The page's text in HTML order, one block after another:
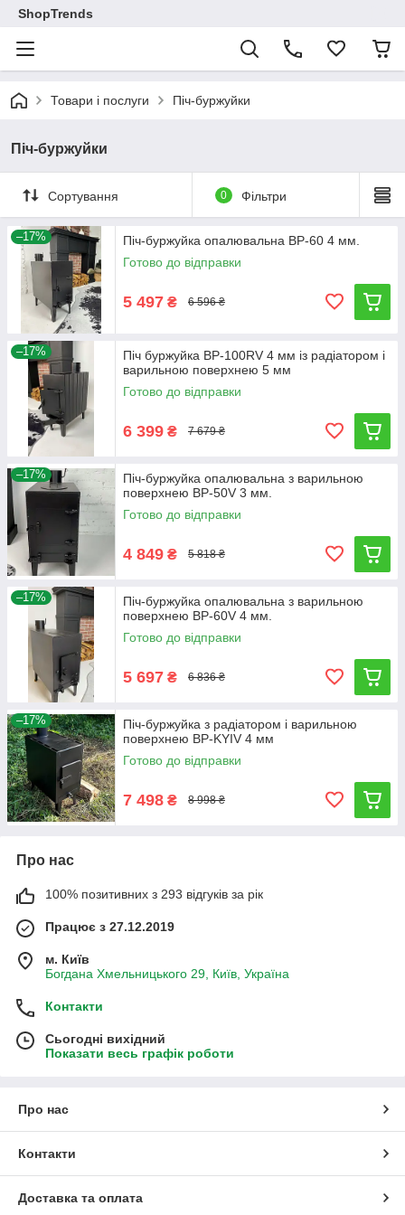
ShopTrends
Товари і послуги Піч-буржуйки
Піч-буржуйки
Сортування 0 Фільтри
–17%
Піч-буржуйка опалювальна BP-60 4 мм.
Готово до відправки
5 497 ₴ 6 596 ₴
–17%
Піч буржуйка BP-100RV 4 мм із радіатором і
варильною поверхнею 5 мм
Готово до відправки
6 399 ₴ 7 679 ₴
–17%
Піч-буржуйка опалювальна з варильною
поверхнею BP-50V 3 мм.
Готово до відправки
4 849 ₴ 5 818 ₴
–17%
Піч-буржуйка опалювальна з варильною
поверхнею BP-60V 4 мм.
Готово до відправки
5 697 ₴ 6 836 ₴
–17%
Піч-буржуйка з радіатором і варильною
поверхнею BP-KYIV 4 мм
Готово до відправки
7 498 ₴ 8 998 ₴
Про нас
100% позитивних з 293 відгуків за рік
Працює з 27.12.2019
м. Київ
Богдана Хмельницького 29, Київ, Україна
Контакти
Сьогодні вихідний
Показати весь графік роботи
Про нас
Контакти
Доставка та оплата